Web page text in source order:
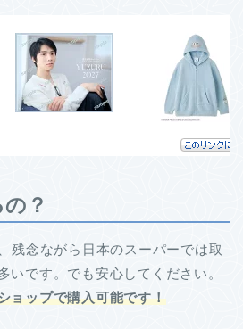
？
残念ながら日本のスーパーでは取
いです。でも安心してください。
ョップで購入可能です！